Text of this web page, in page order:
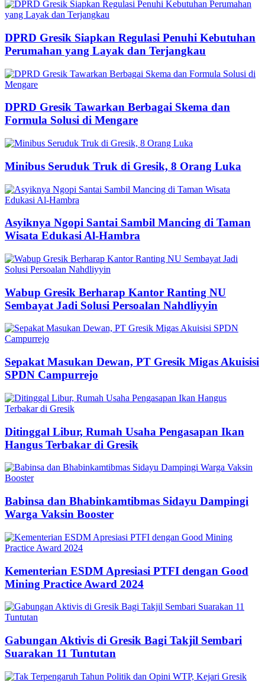
DPRD Gresik Siapkan Regulasi Penuhi Kebutuhan
Perumahan yang Layak dan Terjangkau
DPRD Gresik Tawarkan Berbagai Skema dan
Formula Solusi di Mengare
Minibus Seruduk Truk di Gresik, 8 Orang Luka
Asyiknya Ngopi Santai Sambil Mancing di Taman
Wisata Edukasi Al-Hambra
Wabup Gresik Berharap Kantor Ranting NU
Sembayat Jadi Solusi Persoalan Nahdliyyin
Sepakat Masukan Dewan, PT Gresik Migas Akuisisi
SPDN Campurrejo
Ditinggal Libur, Rumah Usaha Pengasapan Ikan
Hangus Terbakar di Gresik
Babinsa dan Bhabinkamtibmas Sidayu Dampingi
Warga Vaksin Booster
Kementerian ESDM Apresiasi PTFI dengan Good
Mining Practice Award 2024
Gabungan Aktivis di Gresik Bagi Takjil Sembari
Suarakan 11 Tuntutan